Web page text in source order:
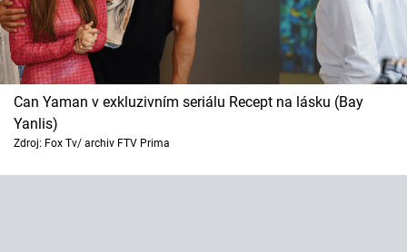
Can Yaman v exkluzivním seriálu Recept na lásku (Bay
Yanlis)
Zdroj: Fox Tv/ archiv FTV Prima